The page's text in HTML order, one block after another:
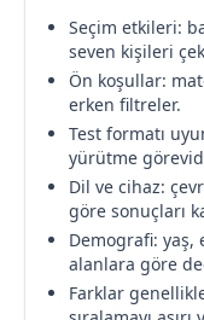
Seçim etkileri:
seven kişileri
Ön koşullar:
erken filtreler.
Test formatı
yürütme
Dil ve cihaz:
göre sonuçları
Demografi: yaş,
alanlara göre
Farklar